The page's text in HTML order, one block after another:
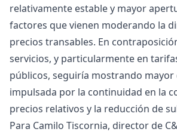
relativamente estable y mayor
factores que vienen moderando la
precios transables. En
servicios, y particularmente en
públicos, seguiría mostrando mayor
impulsada por la continuidad en la
precios relativos y la reducción de
Para Camilo Tiscornia, director de